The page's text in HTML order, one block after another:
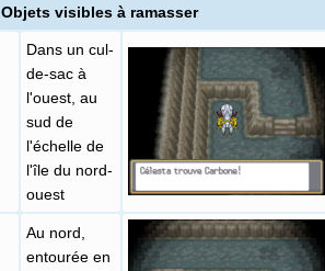
Objets visibles à ramasser
Dans un cul-
de-sac à
l'ouest, au
sud de
l'échelle de
l'île du nord-
ouest
Au nord,
entourée en